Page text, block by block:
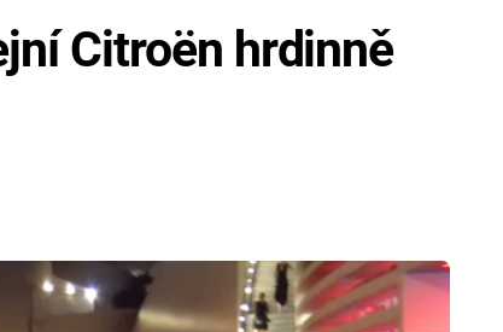
Citroën hrdinně